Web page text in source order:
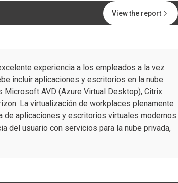
View the report
experiencia a los empleados a la vez
incluir aplicaciones y escritorios en la nube
AVD (Azure Virtual Desktop), Citrix
La virtualización de workplaces plenamente
de aplicaciones y escritorios virtuales modernos
del usuario con servicios para la nube privada,